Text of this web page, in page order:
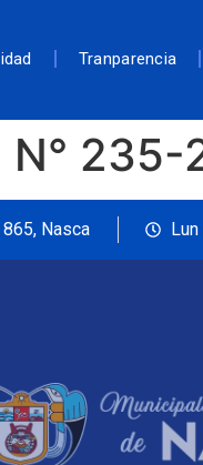
Tranparencia
Nasca